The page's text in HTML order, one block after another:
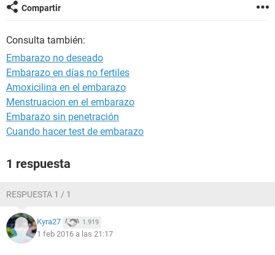
Compartir
Consulta también:
Embarazo no deseado
Embarazo en días no fertiles
Amoxicilina en el embarazo
Menstruacion en el embarazo
Embarazo sin penetración
Cuando hacer test de embarazo
1 respuesta
RESPUESTA 1 / 1
Kyra27 1.919
1 feb 2016 a las 21:17